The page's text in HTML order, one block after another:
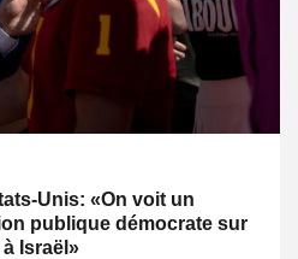
Unis: «On voit un
publique démocrate sur
Israël»